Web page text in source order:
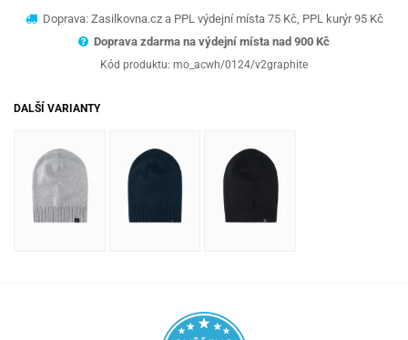
Doprava: Zasilkovna.cz a PPL výdejní místa 75 Kč, PPL kurýr 95 Kč
Doprava zdarma na výdejní místa nad 900 Kč
Kód produktu: mo_acwh/0124/v2graphite
DALŠÍ VARIANTY